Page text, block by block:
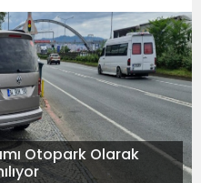
Otopark Olarak